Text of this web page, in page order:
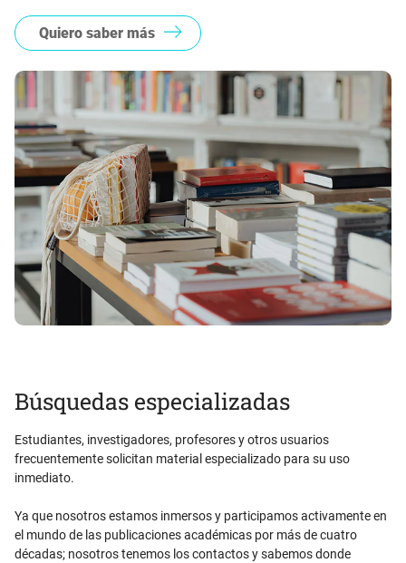
Quiero saber más
Búsquedas especializadas
Estudiantes, investigadores, profesores y otros usuarios
frecuentemente solicitan material especializado para su uso
inmediato.
Ya que nosotros estamos inmersos y participamos activamente en
el mundo de las publicaciones académicas por más de cuatro
décadas; nosotros tenemos los contactos y sabemos donde